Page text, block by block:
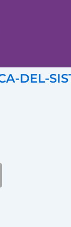
DEL-